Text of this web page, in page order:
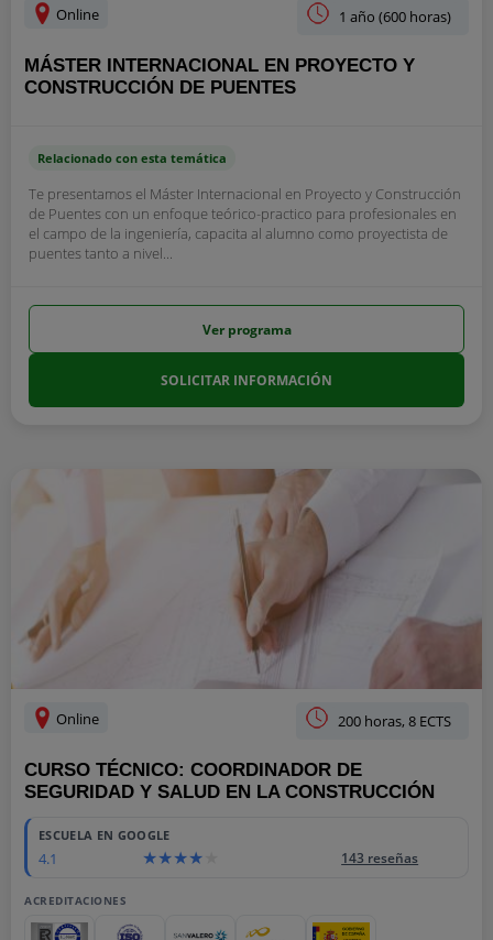
Online 1 año (600 horas)
MÁSTER INTERNACIONAL EN PROYECTO Y
CONSTRUCCIÓN DE PUENTES
Relacionado con esta temática
Te presentamos el Máster Internacional en Proyecto y Construcción
de Puentes con un enfoque teórico-practico para profesionales en
el campo de la ingeniería, capacita al alumno como proyectista de
puentes tanto a nivel...
Ver programa
SOLICITAR INFORMACIÓN
Online 200 horas, 8 ECTS
CURSO TÉCNICO: COORDINADOR DE
SEGURIDAD Y SALUD EN LA CONSTRUCCIÓN
ESCUELA EN GOOGLE
4.1 143 reseñas
ACREDITACIONES